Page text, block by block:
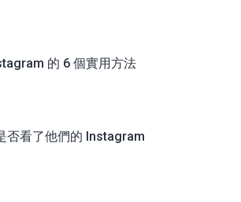
的 6 個實用方法
否看了他們的 Instagram